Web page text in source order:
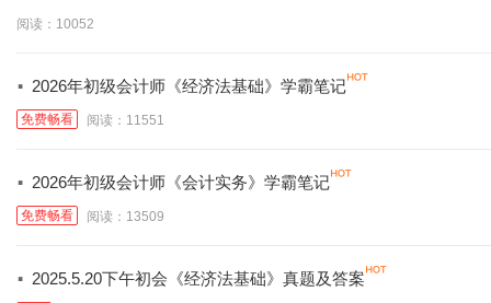
阅读：10052
· 2026年初级会计师《经济法基础》学霸笔记
免费畅看 阅读：11551
· 2026年初级会计师《会计实务》学霸笔记
免费畅看 阅读：13509
· 2025.5.20下午初会《经济法基础》真题及答案